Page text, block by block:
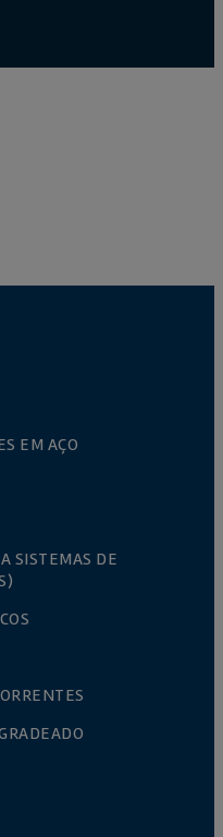
EM AÇO
SISTEMAS DE